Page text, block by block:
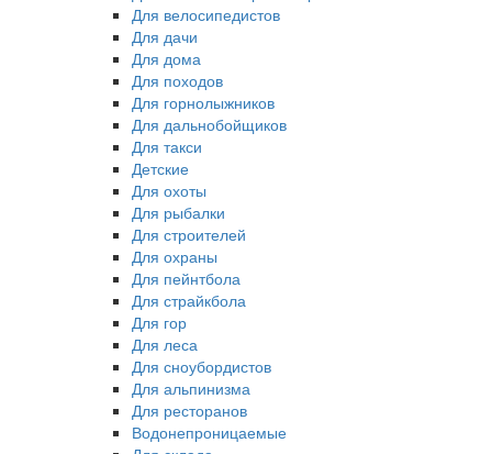
Для велосипедистов
Для дачи
Для дома
Для походов
Для горнолыжников
Для дальнобойщиков
Для такси
Детские
Для охоты
Для рыбалки
Для строителей
Для охраны
Для пейнтбола
Для страйкбола
Для гор
Для леса
Для сноубордистов
Для альпинизма
Для ресторанов
Водонепроницаемые